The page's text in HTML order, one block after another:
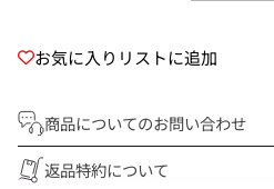
お気に入りリストに追加
商品についてのお問い合わせ
返品特約について